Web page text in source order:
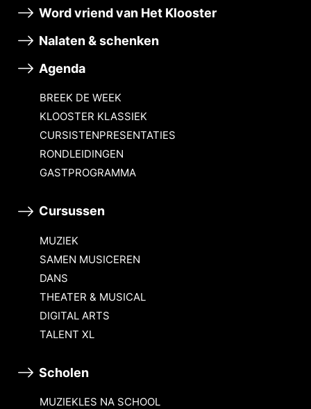
Word vriend van Het Klooster
Nalaten & schenken
Agenda
BREEK DE WEEK
KLOOSTER KLASSIEK
CURSISTENPRESENTATIES
RONDLEIDINGEN
GASTPROGRAMMA
Cursussen
MUZIEK
SAMEN MUSICEREN
DANS
THEATER & MUSICAL
DIGITAL ARTS
TALENT XL
Scholen
MUZIEKLES NA SCHOOL